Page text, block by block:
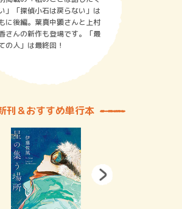
」「探偵小石は戻らない」は
に後編。葉真中顕さんと上村
さんの新作も登場です。「最
の人」は最終回！
刊＆おすすめ単行本